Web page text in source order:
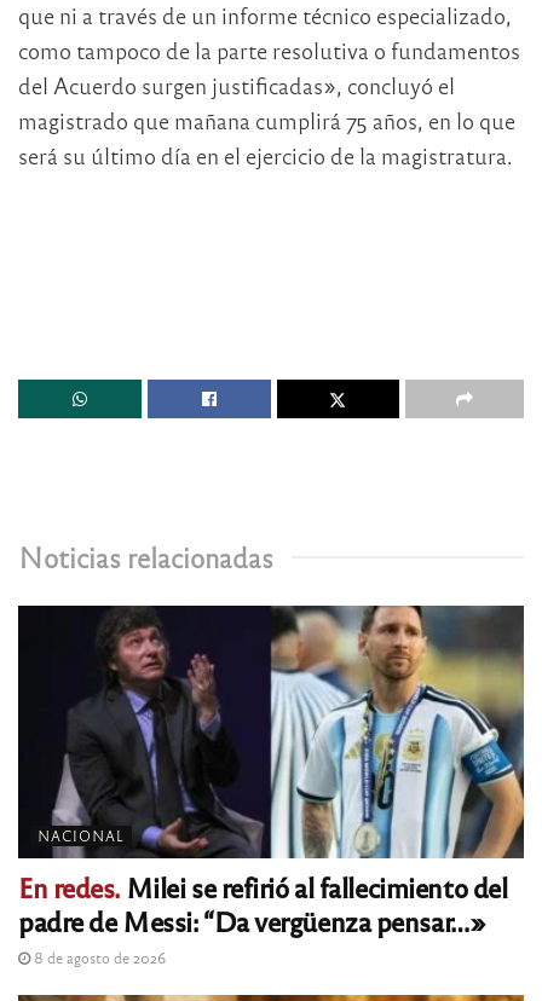
que ni a través de un informe técnico especializado,
como tampoco de la parte resolutiva o fundamentos
del Acuerdo surgen justificadas», concluyó el
magistrado que mañana cumplirá 75 años, en lo que
será su último día en el ejercicio de la magistratura.
Noticias relacionadas
NACIONAL
En redes. Milei se refirió al fallecimiento del
padre de Messi: “Da vergüenza pensar…»
8 de agosto de 2026